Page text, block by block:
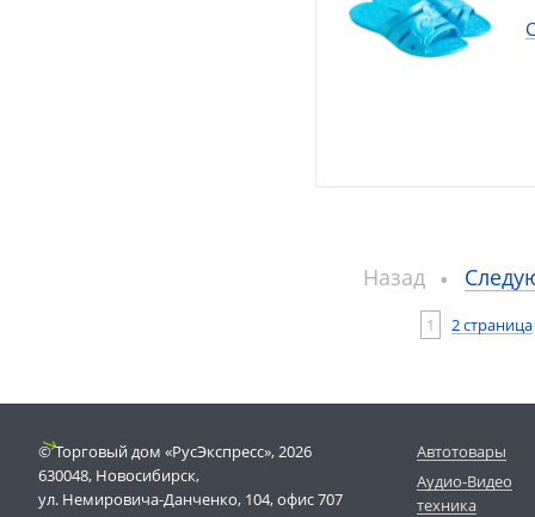
Назад
1 2 страница
© Торговый дом «РусЭкспресс», 2026
630048, Новосибирск,
ул. Немировича-Данченко, 104, офис 707
Автотовары
Аудио-Видео
техника